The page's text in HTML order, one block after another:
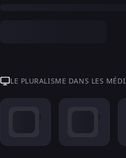
LE PLURALISME DANS LES